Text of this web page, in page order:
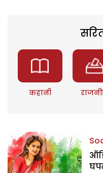
कहानी